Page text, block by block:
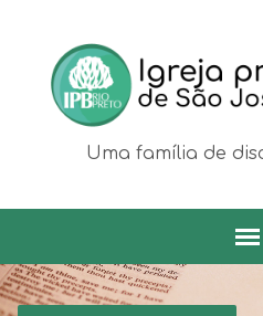
Uma família de